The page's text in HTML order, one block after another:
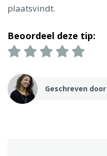
plaatsvindt.
Beoordeel deze tip:
Geschreven